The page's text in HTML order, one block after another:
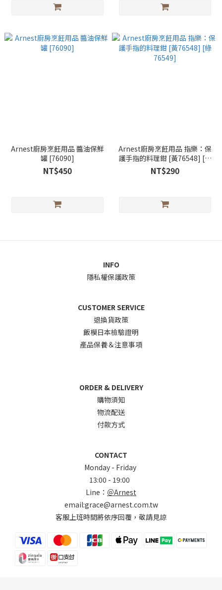
Arnest廚房烹飪用品 醬油保鮮
罐 [76090]
NT$450
Arnest廚房烹飪用品 指樂：保
護手指的料理鉗 [黃76548] [綠
76549]
NT$290
INFO
隱私權保護政策
CUSTOMER SERVICE
退換貨政策
飯模日本檢驗證明
產品保養＆注意事項
ORDER & DELIVERY
購物須知
物流配送
付款方式
CONTACT
Monday - Friday
13:00 - 19:00
Line： ＠Arnest
email:grace@arnest.com.tw
客服上班時間將依序回覆，敬請見諒